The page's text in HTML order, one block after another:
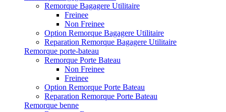
Remorque Bagagere Utilitaire
Freinee
Non Freinee
Option Remorque Bagagere Utilitaire
Reparation Remorque Bagagere Utilitaire
Remorque porte-bateau
Remorque Porte Bateau
Non Freinee
Freinee
Option Remorque Porte Bateau
Reparation Remorque Porte Bateau
Remorque benne